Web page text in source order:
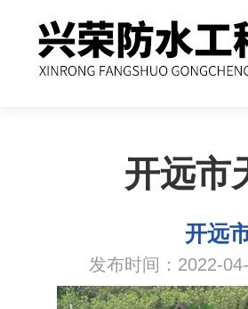
开远市
开远
发布时间：2022-